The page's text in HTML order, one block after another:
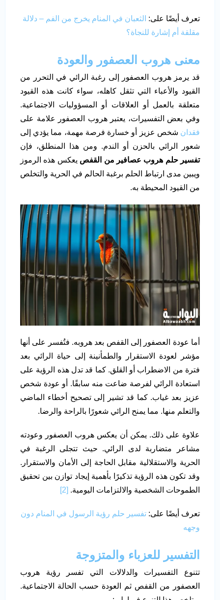
تعرف أيضًا على: الثعبان في المنام يخرج من الفم – دلالة
مقلقة أم إشارة للنجاة؟
معنى هروب العصفور والعودة
قد يرمز هروب العصفور إلى رغبة الرائي في التحرر من
القيود والأعباء التي تثقل كاهله، سواء كانت هذه القيود
متعلقة بالعمل أو العلاقات أو المسؤوليات الاجتماعية.
وفي بعض التفسيرات، يعتبر هروب العصفور علامة على
فقدان شخص عزيز أو خسارة فرصة مهمة، مما يؤدي إلى
شعور الرائي بالحزن أو الندم. ومن هذا المنطلق، فإن
تفسير حلم هروب عصافير من القفص يعكس هذه الرموز
ويبين مدى ارتباط الحلم برغبة الحالم في الحرية والتخلص
من القيود المحيطة به.
أما عودة العصفور إلى القفص بعد هروبه. فتُفسر على أنها
مؤشر لعودة الاستقرار والطمأنينة إلى حياة الرائي بعد
فترة من الاضطراب أو القلق. كما قد تدل هذه الرؤية على
استعادة الرائي لفرصة ضاعت منه سابقًا. أو عودة شخص
عزيز بعد غياب. كما قد تشير إلى تصحيح أخطاء الماضي
والتعلم منها. مما يمنح الرائي شعورًا بالراحة والرضا.
علاوة على ذلك. يمكن أن يعكس هروب العصفور وعودته
مشاعر متضاربة لدى الرائي. حيث تتجلى الرغبة في
الحرية والاستقلالية مقابل الحاجة إلى الأمان والاستقرار.
وقد تكون هذه الرؤية تذكيرًا بأهمية إيجاد توازن بين تحقيق
الطموحات الشخصية والالتزامات اليومية. [2]
تعرف أيضًا على: تفسير حلم رؤية الرسول في المنام دون
وجهه
التفسير للعزباء والمتزوجة
تتنوع التفسيرات والدلالات التي تفسر رؤية هروب
العصفور من القفص ثم العودة حسب الحالة الاجتماعية.